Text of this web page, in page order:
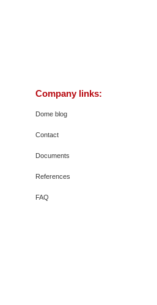
Company links:
Dome blog
Contact
Documents
References
FAQ